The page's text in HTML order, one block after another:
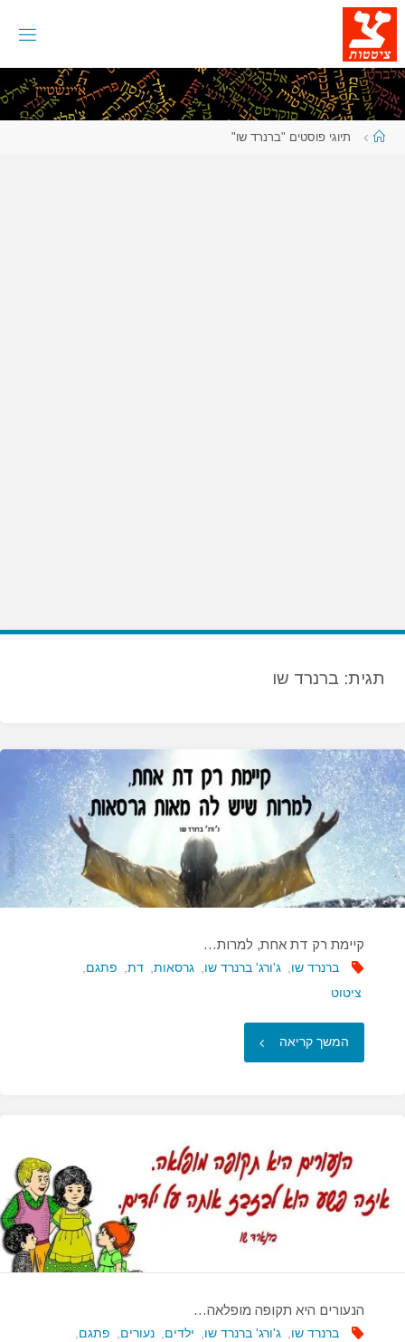
דלגו
לתוכן
עמודתיוגי פוסטים "ברנרד שו"
תגית: ברנרד שו
קיימת רק דת אחת, למרות…
ברנרד שו, ג'ורג' ברנרד שו, גרסאות, דת, פתגם,
ציטוט
המשך קריאה "קיימת
אחת,
למרות…"
הנעורים היא תקופה מופלאה…
ברנרד שו, ג'ורג' ברנרד שו, ילדים, נעורים, פתגם,